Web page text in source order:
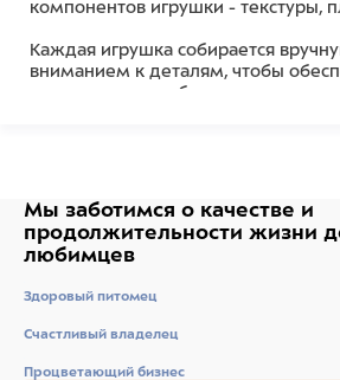
компонентов игрушки - текстуры,
Каждая игрушка собирается
вниманием к деталям, чтобы
долговечность и безопасность
Состав
тополь 15%, скорлупа кокоса 68%,
Мы заботимся о качестве и
продолжительности жизни
любимцев
Здоровый питомец
Счастливый владелец
Процветающий бизнес